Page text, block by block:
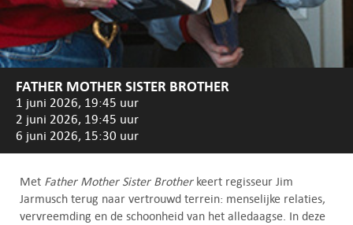
FATHER MOTHER SISTER BROTHER
1 juni 2026, 19:45 uur
2 juni 2026, 19:45 uur
6 juni 2026, 15:30 uur
Met Father Mother Sister Brotherkeert regisseur Jim
Jarmusch terug naar vertrouwd terrein: menselijke relaties,
vervreemding en de schoonheid van het alledaagse. In deze